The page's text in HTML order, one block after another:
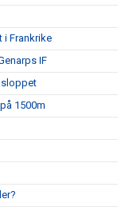
i Frankrike
IF
1500m